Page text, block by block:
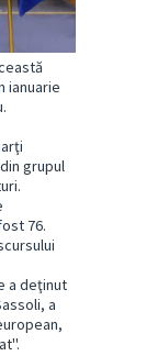
ianuarie
grupul
76.
a deţinut
a